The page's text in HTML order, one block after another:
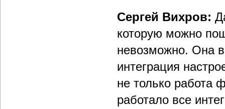
Сергей Вихров:
которую можно
невозможно. Она
интеграция
не только работа
работало все